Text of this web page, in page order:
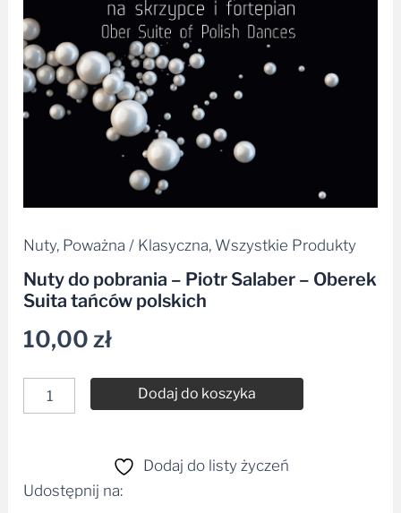
Nuty, Poważna / Klasyczna, Wszystkie Produkty
Nuty do pobrania – Piotr Salaber – Oberek
Suita tańców polskich
10,00zł
Suita
tańców
polskich
Dodaj do koszyka
Dodaj do listy życzeń
Udostępnij na: